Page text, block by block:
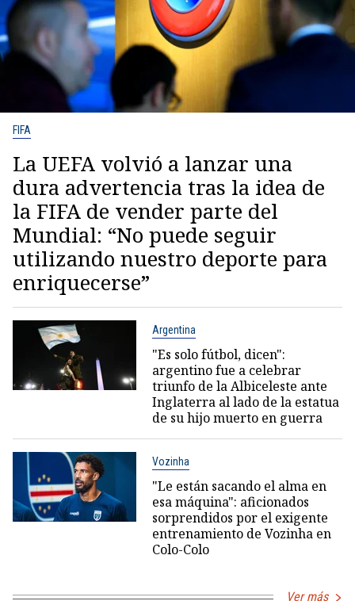
FIFA
La UEFA volvió a lanzar una
dura advertencia tras la idea de
la FIFA de vender parte del
Mundial: “No puede seguir
utilizando nuestro deporte para
enriquecerse”
Argentina
"Es solo fútbol, dicen":
argentino fue a celebrar
triunfo de la Albiceleste ante
Inglaterra al lado de la estatua
de su hijo muerto en guerra
Vozinha
"Le están sacando el alma en
esa máquina": aficionados
sorprendidos por el exigente
entrenamiento de Vozinha en
Colo-Colo
Ver más